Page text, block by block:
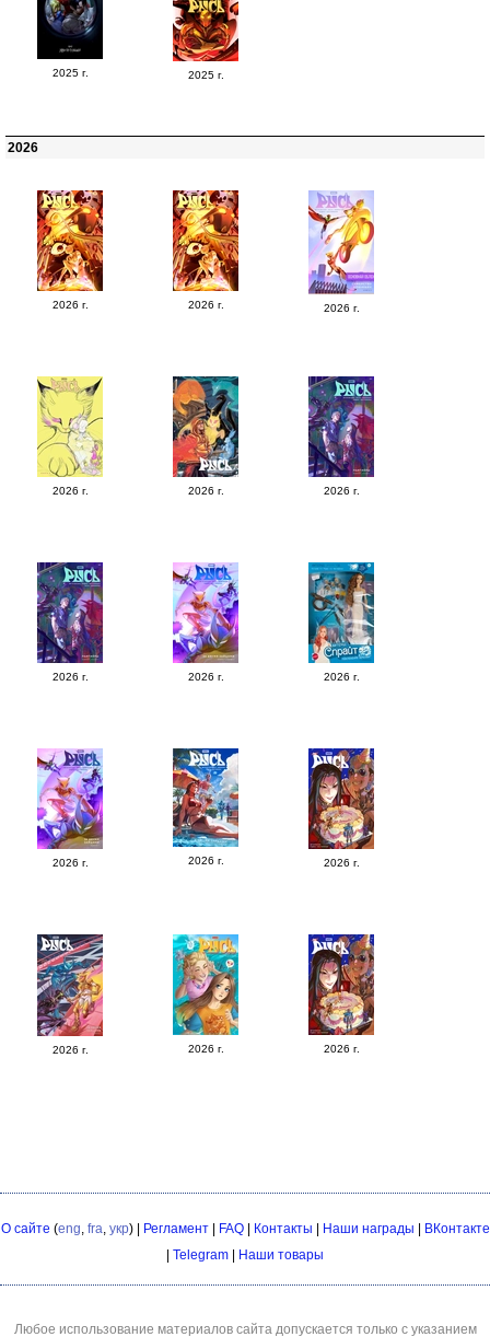
2025 г. 2025 г.
2026
2026 г. 2026 г. 2026 г.
2026 г. 2026 г. 2026 г.
2026 г. 2026 г. 2026 г.
2026 г. 2026 г. 2026 г.
2026 г. 2026 г. 2026 г.
О сайте (eng, fra, укр) | Регламент| FAQ| Контакты Наши награды
ВКонтакте
Telegram Наши товары
Любое использование материалов сайта допускается только с указанием